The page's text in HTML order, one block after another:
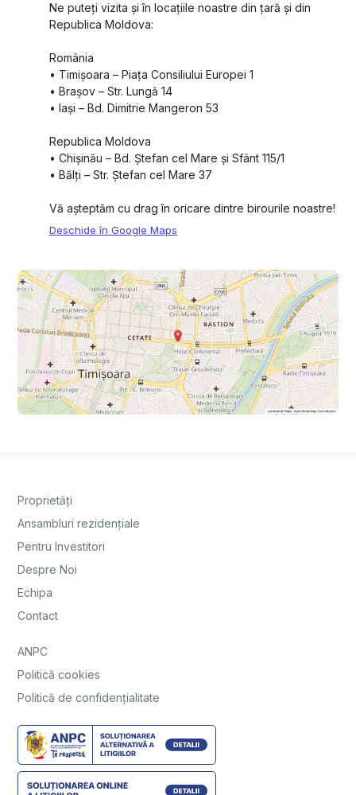
Ne puteți vizita și în locațiile noastre din țară și din
Republica Moldova:
România
•⁠ ⁠Timișoara – Piața Consiliului Europei 1
•⁠ ⁠Brașov – Str. Lungă 14
•⁠ ⁠Iași – Bd. Dimitrie Mangeron 53
Republica Moldova
•⁠ ⁠Chișinău – Bd. Ștefan cel Mare și Sfânt 115/1
•⁠ ⁠Bălți – Str. Ștefan cel Mare 37
Vă așteptăm cu drag în oricare dintre birourile noastre!
Deschide în Google Maps
Proprietăți
Ansambluri rezidențiale
Pentru Investitori
Despre Noi
Echipa
Contact
ANPC
Politică cookies
Politică de confidențialitate